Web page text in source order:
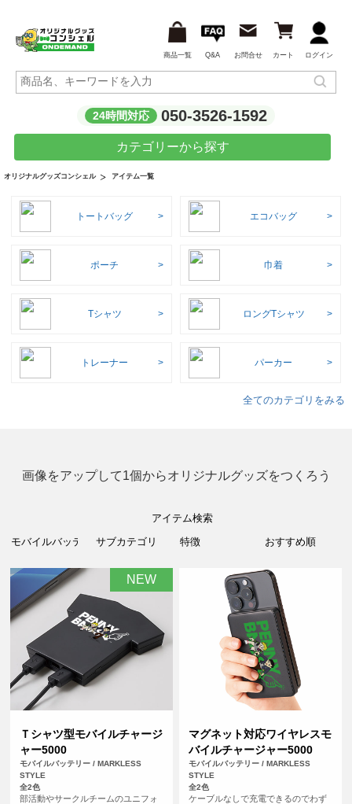
商品一覧 Q&A お問合せ カート ログイン
24時間対応 050-3526-1592
カテゴリーから探す
オリジナルグッズコンシェル アイテム一覧
トートバッグ エコバッグ
ポーチ 巾着
Tシャツ ロングTシャツ
トレーナー パーカー
全てのカテゴリをみる
画像をアップして1個からオリジナルグッズをつくろう
アイテム検索
NEW
Ｔシャツ型モバイルチャージ
ャー5000
モバイルバッテリー / MARKLESS
STYLE
全2色
部活動やサークルチームのユニフォ
マグネット対応ワイヤレスモ
バイルチャージャー5000
モバイルバッテリー / MARKLESS
STYLE
全2色
ケーブルなしで充電できるのでわず